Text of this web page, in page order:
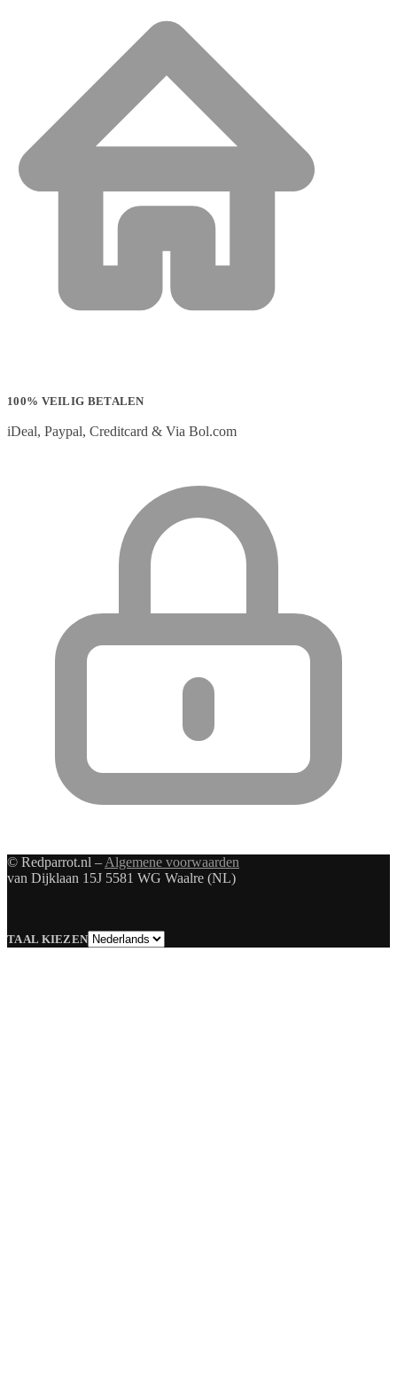
100% VEILIG BETALEN
iDeal, Paypal, Creditcard & Via Bol.com
© Redparrot.nl – Algemene voorwaarden
van Dijklaan 15J 5581 WG Waalre (NL)
TAAL KIEZENTaal